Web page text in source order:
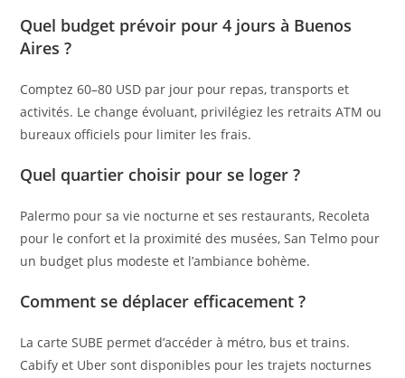
Quel budget prévoir pour 4 jours à Buenos
Aires ?
Comptez 60–80 USD par jour pour repas, transports et
activités. Le change évoluant, privilégiez les retraits ATM ou
bureaux officiels pour limiter les frais.
Quel quartier choisir pour se loger ?
Palermo pour sa vie nocturne et ses restaurants, Recoleta
pour le confort et la proximité des musées, San Telmo pour
un budget plus modeste et l’ambiance bohème.
Comment se déplacer efficacement ?
La carte SUBE permet d’accéder à métro, bus et trains.
Cabify et Uber sont disponibles pour les trajets nocturnes